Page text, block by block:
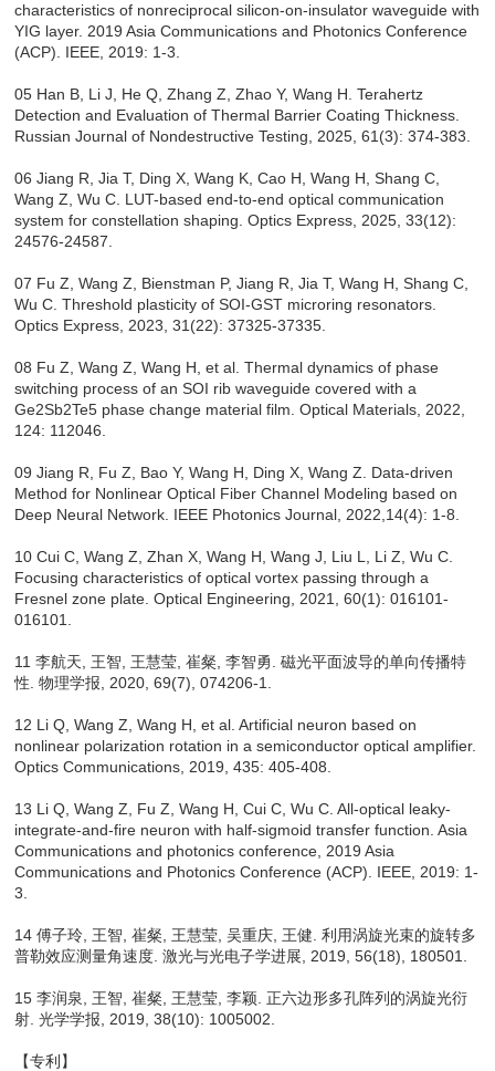
characteristics of nonreciprocal silicon-on-insulator waveguide with
YIG layer. 2019 Asia Communications and Photonics Conference
(ACP). IEEE, 2019: 1-3.
05 Han B, Li J, He Q, Zhang Z, Zhao Y, Wang H. Terahertz
Detection and Evaluation of Thermal Barrier Coating Thickness.
Russian Journal of Nondestructive Testing, 2025, 61(3): 374-383.
06 Jiang R, Jia T, Ding X, Wang K, Cao H, Wang H, Shang C,
Wang Z, Wu C. LUT-based end-to-end optical communication
system for constellation shaping. Optics Express, 2025, 33(12):
24576-24587.
07 Fu Z, Wang Z, Bienstman P, Jiang R, Jia T, Wang H, Shang C,
Wu C. Threshold plasticity of SOI-GST microring resonators.
Optics Express, 2023, 31(22): 37325-37335.
08 Fu Z, Wang Z, Wang H, et al. Thermal dynamics of phase
switching process of an SOI rib waveguide covered with a
Ge2Sb2Te5 phase change material film. Optical Materials, 2022,
124: 112046.
09 Jiang R, Fu Z, Bao Y, Wang H, Ding X, Wang Z. Data-driven
Method for Nonlinear Optical Fiber Channel Modeling based on
Deep Neural Network. IEEE Photonics Journal, 2022,14(4): 1-8.
10 Cui C, Wang Z, Zhan X, Wang H, Wang J, Liu L, Li Z, Wu C.
Focusing characteristics of optical vortex passing through a
Fresnel zone plate. Optical Engineering, 2021, 60(1): 016101-
016101.
11 李航天, 王智, 王慧莹, 崔粲, 李智勇. 磁光平面波导的单向传播特
性. 物理学报, 2020, 69(7), 074206-1.
12 Li Q, Wang Z, Wang H, et al. Artificial neuron based on
nonlinear polarization rotation in a semiconductor optical amplifier.
Optics Communications, 2019, 435: 405-408.
13 Li Q, Wang Z, Fu Z, Wang H, Cui C, Wu C. All-optical leaky-
integrate-and-fire neuron with half-sigmoid transfer function. Asia
Communications and photonics conference, 2019 Asia
Communications and Photonics Conference (ACP). IEEE, 2019: 1-
3.
14 傅子玲, 王智, 崔粲, 王慧莹, 吴重庆, 王健. 利用涡旋光束的旋转多
普勒效应测量角速度. 激光与光电子学进展, 2019, 56(18), 180501.
15 李润泉, 王智, 崔粲, 王慧莹, 李颖. 正六边形多孔阵列的涡旋光衍
射. 光学学报, 2019, 38(10): 1005002.
【专利】